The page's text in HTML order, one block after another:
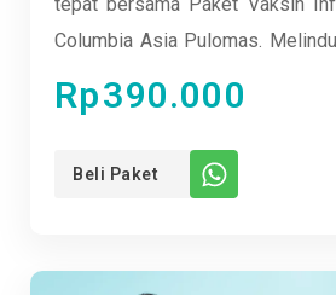
Columbia Asia Pulomas.
penyakit flu yang dapat
sehari-hari Anda. Dapatkan
dengan vaksin berkualitas tinggi
dengan kebutuhan Anda.
Rp390.000
Beli Paket